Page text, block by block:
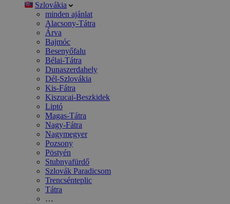
Szlovákia
minden ajánlat
Alacsony-Tátra
Árva
Bajmóc
Besenyőfalu
Bélai-Tátra
Dunaszerdahely
Dél-Szlovákia
Kis-Fátra
Kiszucai-Beszkidek
Liptó
Magas-Tátra
Nagy-Fátra
Nagymegyer
Pozsony
Pöstyén
Stubnyafürdő
Szlovák Paradicsom
Trencsénteplic
Tátra
…